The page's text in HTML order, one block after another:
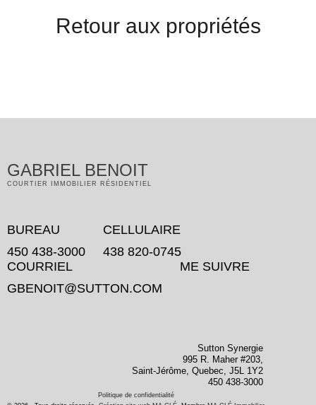
Retour aux propriétés
GABRIEL BENOIT
COURTIER IMMOBILIER RÉSIDENTIEL
BUREAU
450 438-3000
CELLULAIRE
438 820-0745
COURRIEL
GBENOIT@SUTTON.COM
ME SUIVRE
Politique de confidentialité
Sutton Synergie
995 R. Maher #203,
Saint-Jérôme, Quebec, J5L 1Y2
450 438-3000